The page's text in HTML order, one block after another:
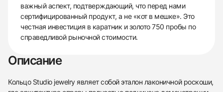
важный аспект, подтверждающий, что перед нами
сертифицированный продукт, а не «кот в мешке». Это
честная инвестиция в каратник и золото 750 пробы по
справедливой рыночной стоимости.
Описание
Кольцо Studio jewelry являет собой эталон лаконичной роскоши,